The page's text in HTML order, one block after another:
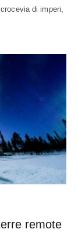
di imperi,
remote